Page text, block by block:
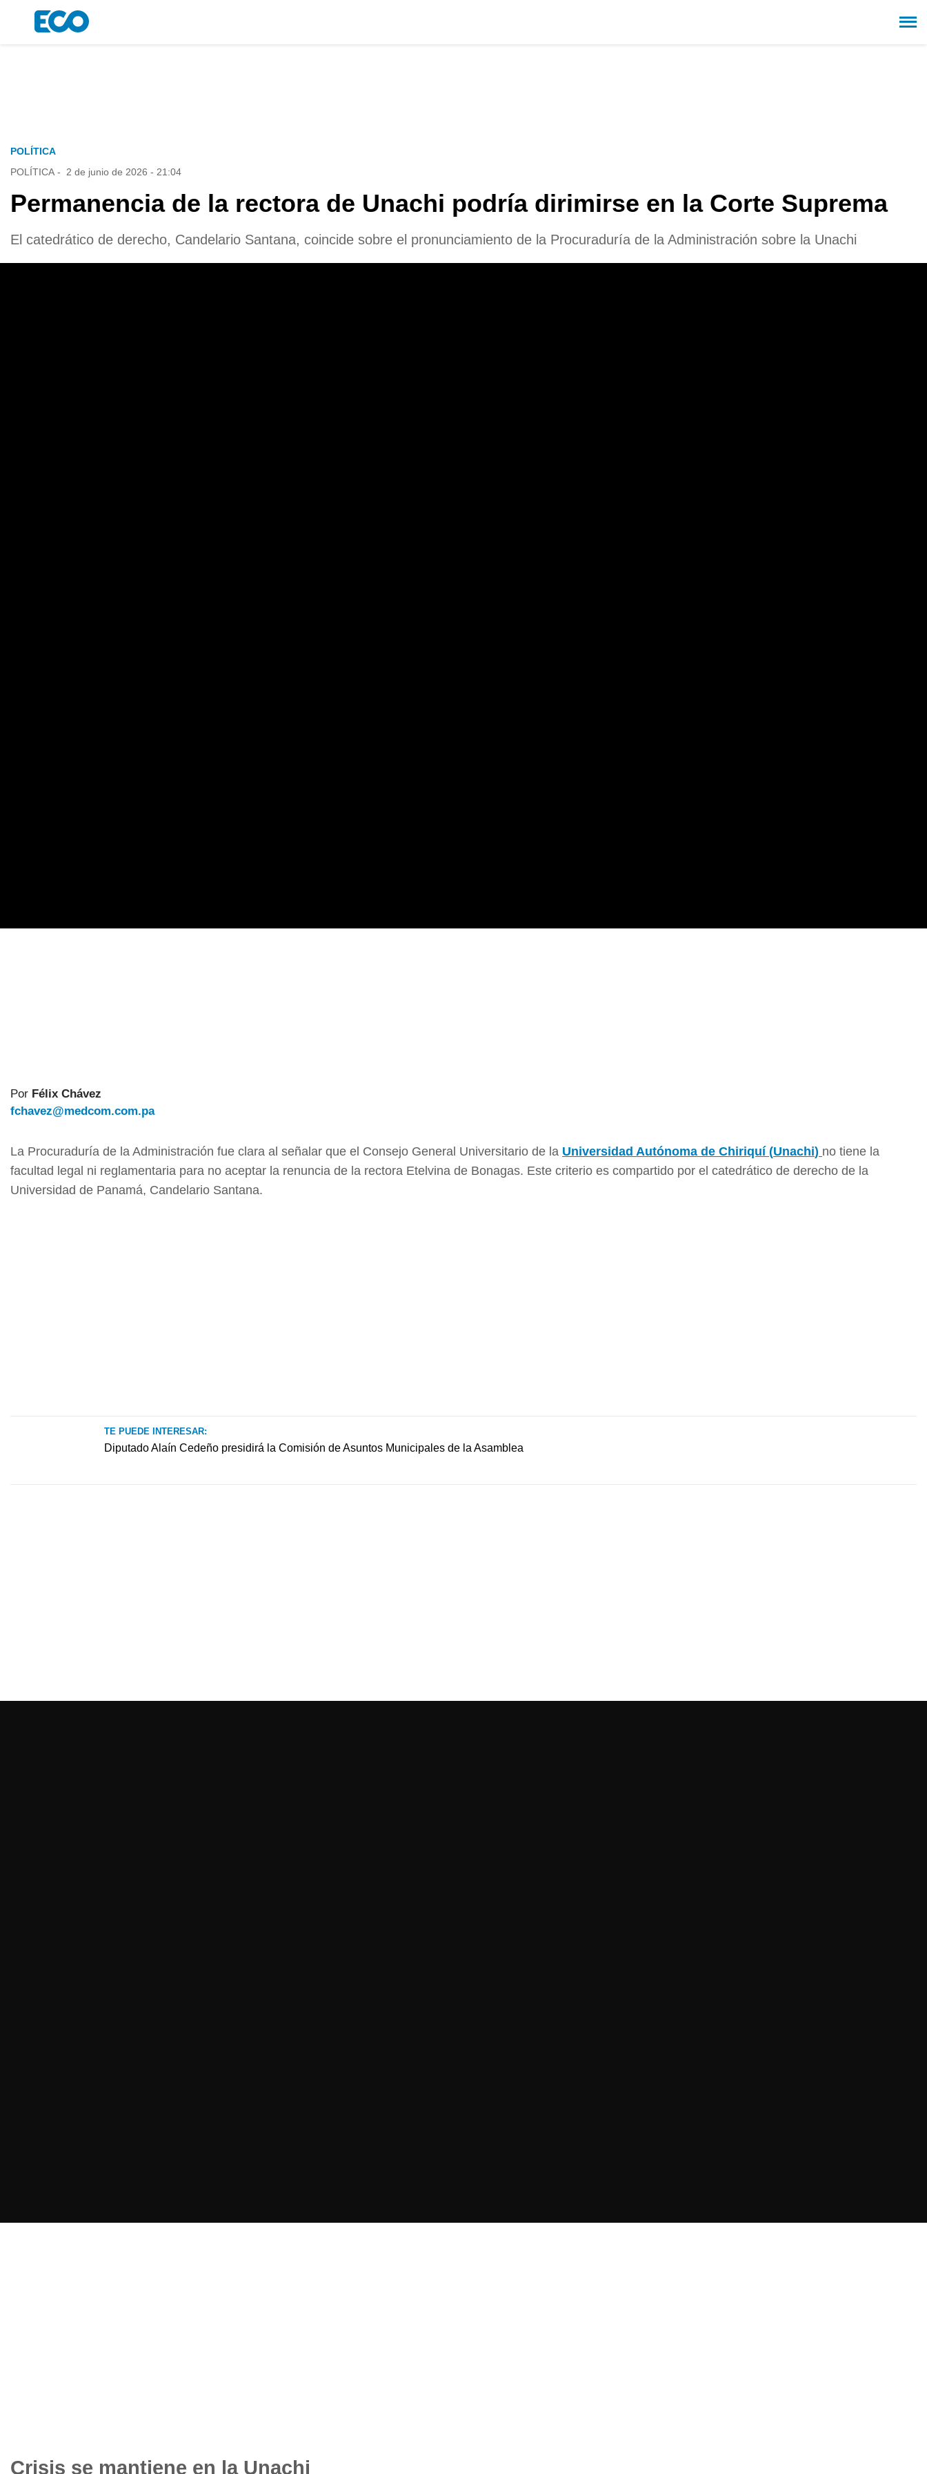
POLÍTICA
POLÍTICA - 2 de junio de 2026 - 21:04
Permanencia de la rectora de Unachi podría dirimirse en la Corte Suprema
El catedrático de derecho, Candelario Santana, coincide sobre el pronunciamiento de la Procuraduría de la Administración sobre la Unachi
Por Félix Chávez
fchavez@medcom.com.pa
La Procuraduría de la Administración fue clara al señalar que el Consejo General Universitario de la Universidad Autónoma de Chiriquí (Unachi) no tiene la
facultad legal ni reglamentaria para no aceptar la renuncia de la rectora Etelvina de Bonagas. Este criterio es compartido por el catedrático de derecho de la
Universidad de Panamá, Candelario Santana.
TE PUEDE INTERESAR:
Diputado Alaín Cedeño presidirá la Comisión de Asuntos Municipales de la Asamblea
Crisis se mantiene en la Unachi